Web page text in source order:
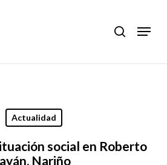
search
Menu
Actualidad
social en Roberto
Nariño
Close